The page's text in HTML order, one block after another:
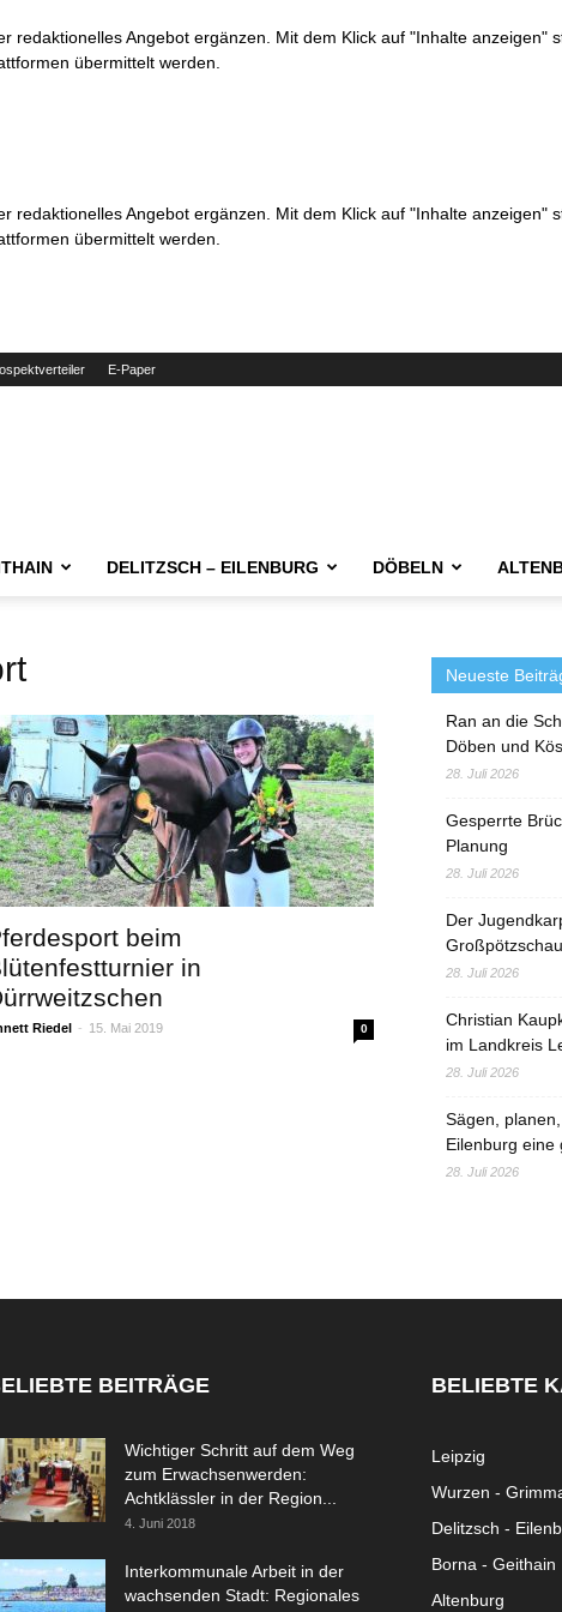
redaktionelles Angebot ergänzen. Mit dem Klick auf "Inhalte
übermittelt werden.
redaktionelles Angebot ergänzen. Mit dem Klick auf "Inhalte
übermittelt werden.
E-Paper
DELITZSCH – EILENBURG DÖBELN
beim
in
Riedel - 15. Mai 2019 0
Neueste
Ran an die
Döben und
28. Juli 2026
Gesperrte
Planung
28. Juli 2026
Der
Großpötzschau
28. Juli 2026
Christian
im Landkreis
28. Juli 2026
Sägen,
Eilenburg eine
28. Juli 2026
BEITRÄGE
Wichtiger Schritt auf dem Weg
zum Erwachsenwerden:
Achtklässler in der Region...
4. Juni 2018
Interkommunale Arbeit in der
wachsenden Stadt: Regionales
BELIEBTE
Leipzig
Wurzen -
Delitzsch -
Borna - Geithain
Altenburg